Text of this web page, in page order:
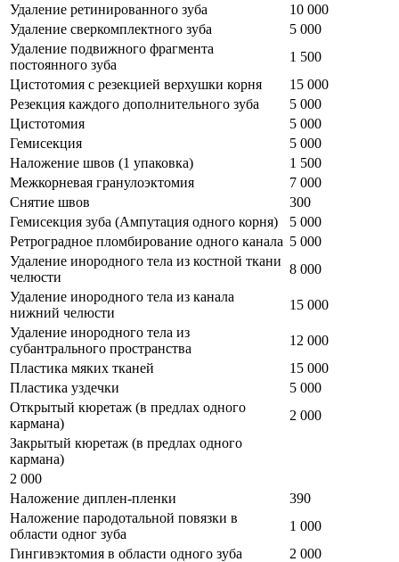
Удаление ретинированного зуба
10 000
Удаление сверкомплектного зуба
5 000
Удаление подвижного фрагмента
постоянного зуба
1 500
Цистотомия с резекцией верхушки корня
15 000
Резекция каждого дополнительного зуба
5 000
Цистотомия
5 000
Гемисекция
5 000
Наложение швов (1 упаковка)
1 500
Межкорневая гранулоэктомия
7 000
Снятие швов
300
Гемисекция зуба (Ампутация одного корня)
5 000
Ретроградное пломбирование одного канала 5 000
Удаление инородного тела из костной ткани
челюсти
8 000
Удаление инородного тела из канала
нижний челюсти
15 000
Удаление инородного тела из
субантрального пространства
12 000
Пластика мяких тканей
15 000
Пластика уздечки
5 000
Открытый кюретаж (в предлах одного
кармана)
2 000
Закрытый кюретаж (в предлах одного
кармана)
2 000
Наложение диплен-пленки
390
Наложение пародотальной повязки в
области одног зуба
1 000
Гингивэктомия в области одного зуба
2 000